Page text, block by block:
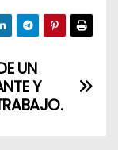
UN
Y